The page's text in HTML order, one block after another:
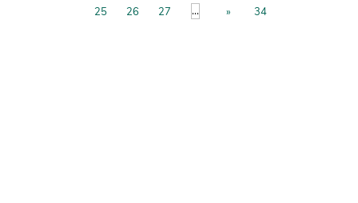
25 26 27 ... » 34